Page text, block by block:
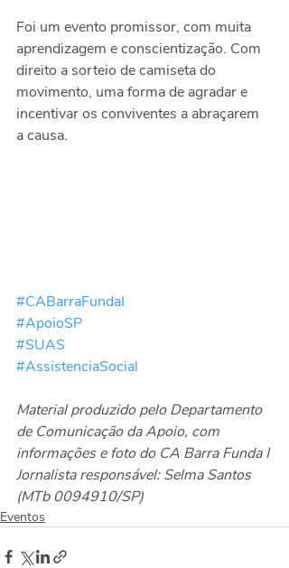
Foi um evento promissor, com muita
aprendizagem e conscientização. Com
direito a sorteio de camiseta do
movimento, uma forma de agradar e
incentivar os conviventes a abraçarem
a causa.
#CABarraFundaI
#ApoioSP
#SUAS
#AssistenciaSocial
Material produzido pelo Departamento
de Comunicação da Apoio, com
informações e foto do CA Barra Funda I
Jornalista responsável: Selma Santos
(MTb 0094910/SP)
Eventos